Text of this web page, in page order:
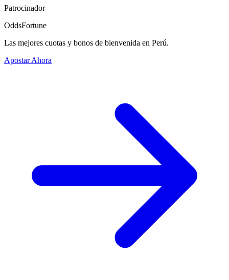
Patrocinador
OddsFortune
Las mejores cuotas y bonos de bienvenida en Perú.
Apostar Ahora